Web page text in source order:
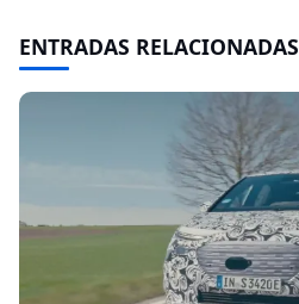
ENTRADAS RELACIONADAS